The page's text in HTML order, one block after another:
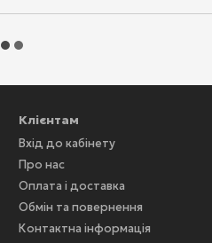
Клієнтам
Вхід до кабінету
Про нас
Оплата і доставка
Обмін та повернення
Контактна інформація